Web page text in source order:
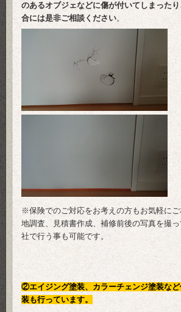
のあるオブジェなどに傷が付いてしまった
合には是非ご相談ください。
※保険でのご対応をお考えの方もお気軽に
地調査、見積書作成、補修前後の写真を撮
社で行う事も可能です。
②エイジング塗装、カラーチェンジ塗装など
装も行っています。